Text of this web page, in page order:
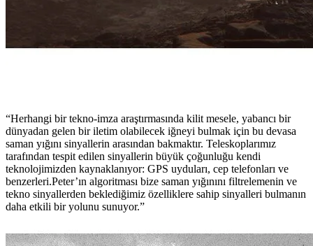
“Herhangi bir tekno-imza araştırmasında kilit mesele, yabancı bir
dünyadan gelen bir iletim olabilecek iğneyi bulmak için bu devasa
saman yığını sinyallerin arasından bakmaktır. Teleskoplarımız
tarafından tespit edilen sinyallerin büyük çoğunluğu kendi
teknolojimizden kaynaklanıyor: GPS uyduları, cep telefonları ve
benzerleri.Peter’ın algoritması bize saman yığınını filtrelemenin ve
tekno sinyallerden beklediğimiz özelliklere sahip sinyalleri bulmanın
daha etkili bir yolunu sunuyor.”